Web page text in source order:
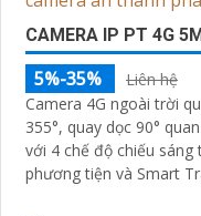
CAMERA IP PT 4G
5%-35%
Liên hệ
Camera 4G ngoài trời
355°, quay dọc 90°
với 4 chế độ chiếu
phương tiện và Smart